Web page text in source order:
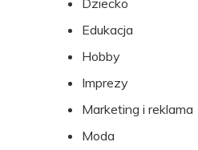
Edukacja
Hobby
Imprezy
Marketing i reklama
Moda